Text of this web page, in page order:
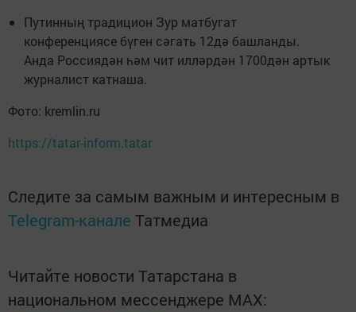
Путинның традицион Зур матбугат
конференциясе бүген сәгать 12дә башланды.
Анда Россиядән һәм чит илләрдән 1700дән артык
журналист катнаша.
Фото: kremlin.ru
https://tatar-inform.tatar
Следите за самым важным и интересным в
Telegram-канале Татмедиа
Читайте новости Татарстана в
национальном мессенджере MАХ: